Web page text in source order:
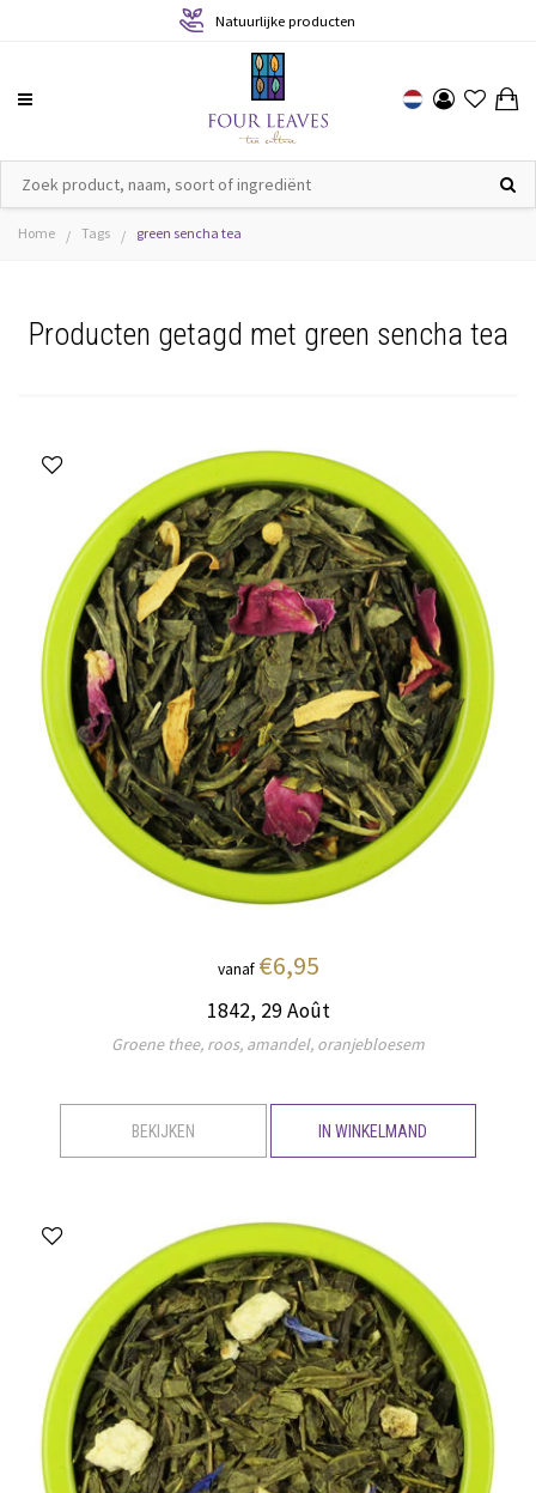
Natuurlijke producten
Home / Tags / green sencha tea
Producten getagd met green sencha tea
vanaf €6,95
1842, 29 Août
Groene thee, roos, amandel, oranjebloesem
BEKIJKEN IN WINKELMAND